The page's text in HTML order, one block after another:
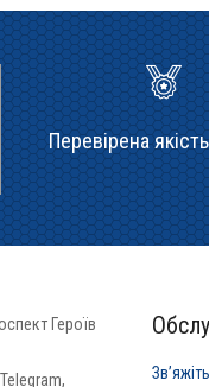
Перевірена
Героїв